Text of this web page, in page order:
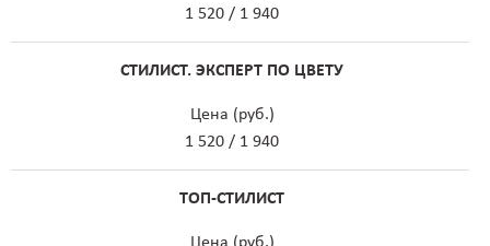
1 520 / 1 940
СТИЛИСТ. ЭКСПЕРТ ПО ЦВЕТУ
Цена (руб.)
1 520 / 1 940
ТОП-СТИЛИСТ